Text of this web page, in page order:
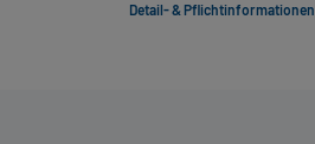
Detail- & Pflichtinformationen